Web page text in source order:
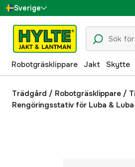
Sverige
Danmark
Suomi
Norge
Deutschland
Robotgräsklippare Jakt Skytte
Trädgård / Robotgräsklippare /
Rengöringsstativ för Luba & Luba